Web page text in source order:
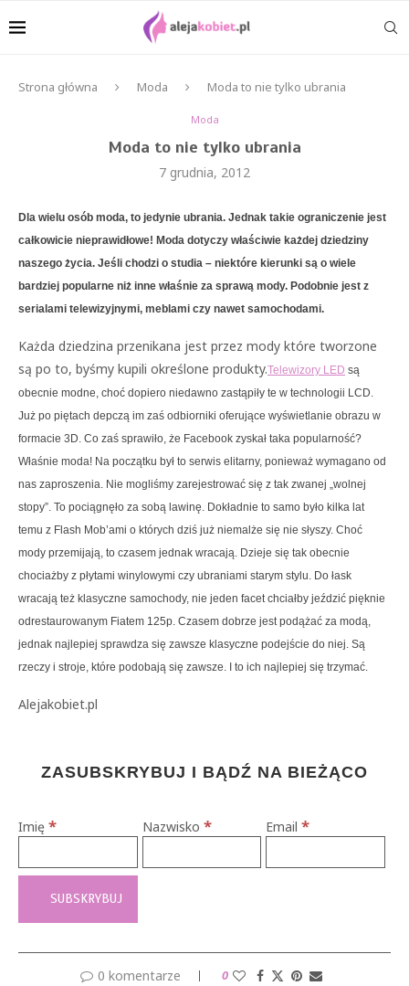
Strona główna Moda Moda to nie tylko ubrania
Moda
Moda to nie tylko ubrania
7 grudnia, 2012
Dla wielu osób moda, to jedynie ubrania. Jednak takie ograniczenie jest
całkowicie nieprawidłowe! Moda dotyczy właściwie każdej dziedziny
naszego życia. Jeśli chodzi o studia – niektóre kierunki są o wiele
bardziej popularne niż inne właśnie za sprawą mody. Podobnie jest z
serialami telewizyjnymi, meblami czy nawet samochodami.
Każda dziedzina przenikana jest przez mody które tworzone
są po to, byśmy kupili określone produkty.Telewizory LED są
obecnie modne, choć dopiero niedawno zastąpiły te w technologii LCD.
Już po piętach depczą im zaś odbiorniki oferujące wyświetlanie obrazu w
formacie 3D. Co zaś sprawiło, że Facebook zyskał taka popularność?
Właśnie moda! Na początku był to serwis elitarny, ponieważ wymagano od
nas zaproszenia. Nie mogliśmy zarejestrować się z tak zwanej „wolnej
stopy”. To pociągnęło za sobą lawinę. Dokładnie to samo było kilka lat
temu z Flash Mob’ami o których dziś już niemalże się nie słyszy. Choć
mody przemijają, to czasem jednak wracają. Dzieje się tak obecnie
chociażby z płytami winylowymi czy ubraniami starym stylu. Do łask
wracają też klasyczne samochody, nie jeden facet chciałby jeździć pięknie
odrestaurowanym Fiatem 125p. Czasem dobrze jest podążać za modą,
jednak najlepiej sprawdza się zawsze klasyczne podejście do niej. Są
rzeczy i stroje, które podobają się zawsze. I to ich najlepiej się trzymać.
Alejakobiet.pl
ZASUBSKRYBUJ I BĄDŹ NA BIEŻĄCO
Imię * Nazwisko * Email*
0 komentarze 0